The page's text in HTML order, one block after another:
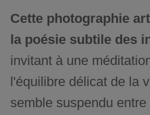
Cette photographie
la poésie subtile des
invitant à une
l'équilibre délicat de la
semble suspendu